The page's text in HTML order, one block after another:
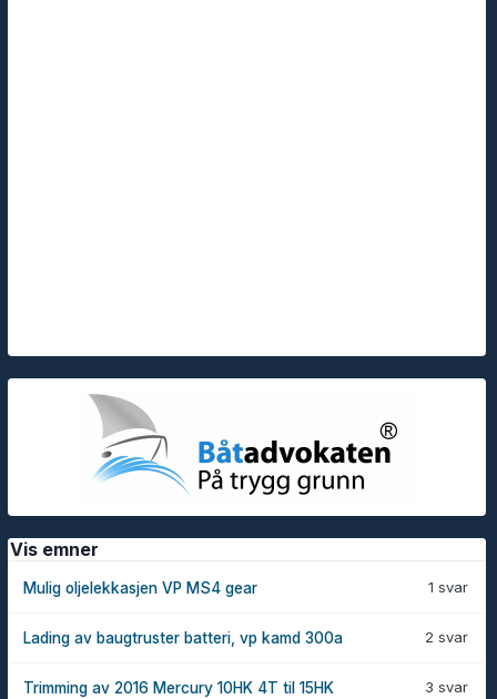
Vis emner
1 svar
Mulig oljelekkasjen VP MS4 gear
2 svar
Lading av baugtruster batteri, vp kamd 300a
3 svar
Trimming av 2016 Mercury 10HK 4T til 15HK